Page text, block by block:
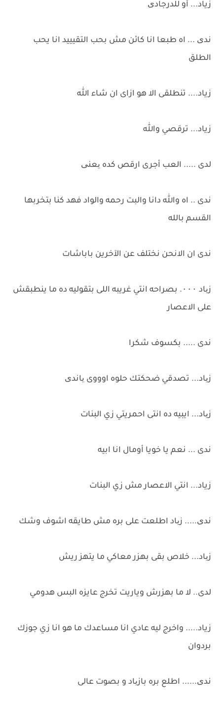
زياد... أو للدرجادی
ندی ... اه طبعا انا كائن مش بحب التقيييد انا يحب
الطلق
زياد.... تنطلقى الا هو ازاى ان شاء الله
زياد... ترقصي والله
لدى ..... العب أجرى ارقص كده یعنی
ندى .. اه والله دانا والبت رحمه والواد فهد كنا بتخربها
القسم بالله
ندى ان الانحن نختلف عن الآخرين باباشات
زیاد ۰۰۰. بصراحه انتي غريبه اللى بتقوليه ده ما ينطبقش
على الاعصار
ندى ..... بكسوف شكرا
زیاد... تصدقي ضحكتك حلوه اوووى یاندی
زیاد... ايبيه ده انتى احمريتي زي البنات
ندى ... نعم يا خويا أومال انا ابيه
زياد... انتي الاعصار مش زي البنات
ندی..... زیاد اطلعت على بره مش طايقه اشوف وشك
زیاد... خلاص بقى بهزر معاكي ما يتهز ريش
لدى.. لا ما بهزرش وياريت تخرج عايزه البس هدومي
زياد..... واخرج ليه عادي انا مساعدك ما هو انا زي جوزك
بردوان
ندی...... اطلع بره بازیاد و بصوت عالى